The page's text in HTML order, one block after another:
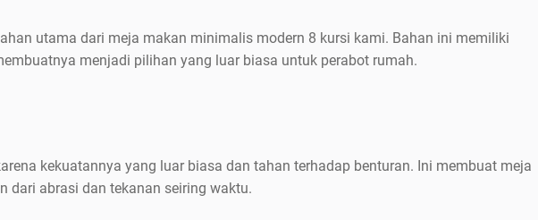
utama dari meja makan minimalis modern 8 kursi kami. Bahan ini memiliki
menjadi pilihan yang luar biasa untuk perabot rumah.
kekuatannya yang luar biasa dan tahan terhadap benturan. Ini membuat meja
dari abrasi dan tekanan seiring waktu.